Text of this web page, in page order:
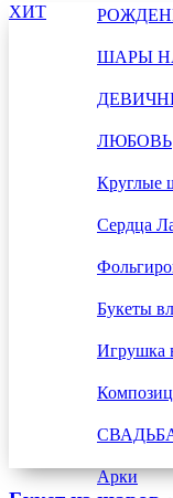
ШАРЫ
ЛЮБОВЬ
Круглые
Сердца
Букеты
Игрушка
Арки
ХИТ